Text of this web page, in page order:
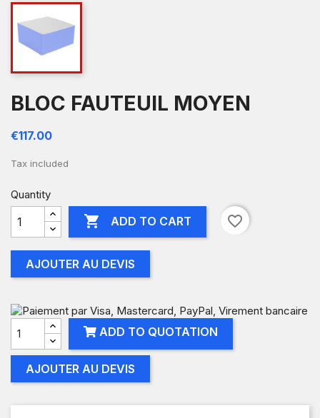
BLOC FAUTEUIL MOYEN
€117.00
Tax included
Quantity
 ADD TO CART favorite_border
AJOUTER AU DEVIS
ADD TO QUOTATION
AJOUTER AU DEVIS